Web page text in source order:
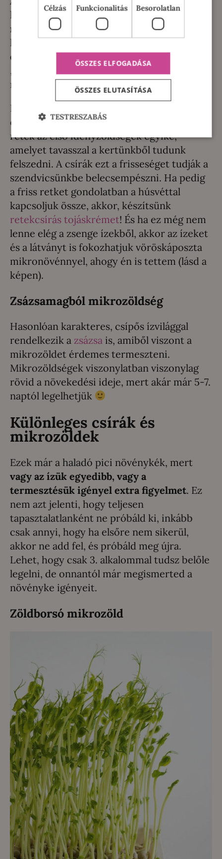
legegyszerűbb és a leggyorsabb, mert
már a 3. napon elkezdhetjük fogyasztani
karaktereszsenge retekíz mellé egy enyhe
csípősség is párosul, főleg, ha hagyjuk
„túlfutni”, és nem tesszük be a hűtőbe a 4.
napon.
Bármely évszakban a tavasz ígéretét hozza
el a retekcsíra a tényérunkba, hiszen a
retek az első idényzöldségek egyike,
amelyet tavasszal a kertünkből tudunk
felszedni. A csírák ezt a frisseséget tudják a
szendvicsünkbe belecsempészni. Ha pedig
a friss retket gondolatban a húsvéttal
kapcsoljuk össze, akkor, készítsünk
retekcsírás tojáskrémet! És ha ez még nem
lenne elég a zsenge ízekből, akkor az ízeket
és a látványt is fokozhatjuk vöröskáposzta
mikronövénnyel, ahogy én is tettem (lásd a
képen).
Zsázsamagból mikrozöldség
Hasonlóan karakteres, csípős ízvilággal
rendelkezik a zsázsa is, amiből viszont a
mikrozöldet érdemes termeszteni.
Mikrozöldségek viszonylatban viszonylag
rövid a növekedési ideje, mert akár már 5-7.
naptól legelhetjük
Különleges csírák és
mikrozöldek
Ezek már a haladó pici növénykék, mert
vagy az ízük egyedibb, vagy a
termesztésük igényel extra figyelmet. Ez
nem azt jelenti, hogy teljesen
tapasztalatlanként ne próbáld ki, inkább
csak annyi, hogy ha elsőre nem sikerül,
akkor ne add fel, és próbáld meg újra.
Lehet, hogy csak 3. alkalommal tudsz belőle
legelni, de onnantól már megismerted a
növényke igényeit.
Zöldborsó mikrozöld
Célzás Funkcionalitás Besorolatlan
ÖSSZES ELFOGADÁSA
ÖSSZES ELUTASÍTÁSA
TESTRESZABÁS